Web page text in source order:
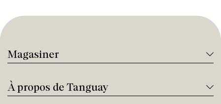
Magasiner
À propos de Tanguay